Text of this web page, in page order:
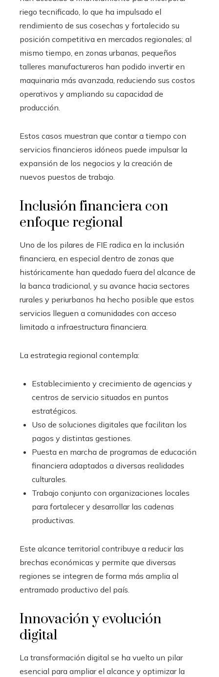
riego tecnificado, lo que ha impulsado el
rendimiento de sus cosechas y fortalecido su
posición competitiva en mercados regionales; al
mismo tiempo, en zonas urbanas, pequeños
talleres manufactureros han podido invertir en
maquinaria más avanzada, reduciendo sus costos
operativos y ampliando su capacidad de
producción.
Estos casos muestran que contar a tiempo con
servicios financieros idóneos puede impulsar la
expansión de los negocios y la creación de
nuevos puestos de trabajo.
Inclusión financiera con
enfoque regional
Uno de los pilares de FIE radica en la inclusión
financiera, en especial dentro de zonas que
históricamente han quedado fuera del alcance de
la banca tradicional, y su avance hacia sectores
rurales y periurbanos ha hecho posible que estos
servicios lleguen a comunidades con acceso
limitado a infraestructura financiera.
La estrategia regional contempla:
Establecimiento y crecimiento de agencias y
centros de servicio situados en puntos
estratégicos.
Uso de soluciones digitales que facilitan los
pagos y distintas gestiones.
Puesta en marcha de programas de educación
financiera adaptados a diversas realidades
culturales.
Trabajo conjunto con organizaciones locales
para fortalecer y desarrollar las cadenas
productivas.
Este alcance territorial contribuye a reducir las
brechas económicas y permite que diversas
regiones se integren de forma más amplia al
entramado productivo del país.
Innovación y evolución
digital
La transformación digital se ha vuelto un pilar
esencial para ampliar el alcance y optimizar la